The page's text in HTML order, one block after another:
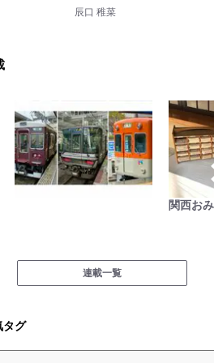
辰口 稚菜
関西お
連載一覧
タグ